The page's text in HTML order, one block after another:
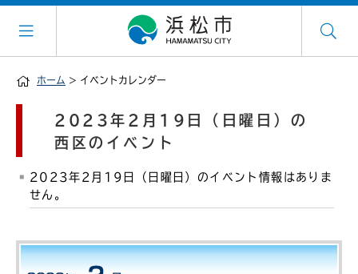
ホーム > イベントカレンダー
2023年2月19日（日曜日）の
西区のイベント
2023年2月19日（日曜日）のイベント情報はありま
せん。